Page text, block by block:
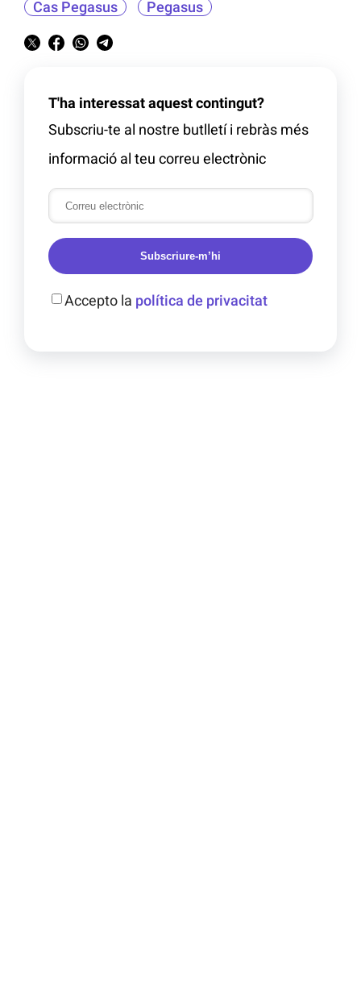
Cas Pegasus Pegasus
T'ha interessat aquest contingut?
Subscriu-te al nostre butlletí i rebràs més
informació al teu correu electrònic
Subscriure-m’hi
Accepto la política de privacitat